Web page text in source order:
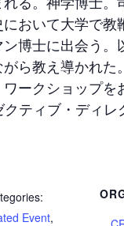
おいて大学で教
博士に出会う
ら教え導かれた
ークショップ
ティブ・ディレ
Event,